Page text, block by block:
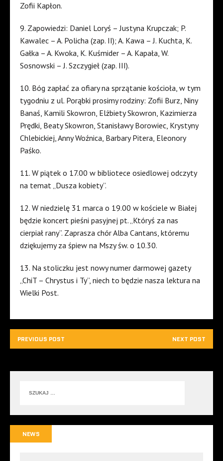
Zofii Kapłon.
9. Zapowiedzi: Daniel Loryś – Justyna Krupczak; P.
Kawalec – A. Policha (zap. II); A. Kawa – J. Kuchta, K.
Gałka – A. Kwoka, K. Kuśmider – A. Kapała, W.
Sosnowski – J. Szczygieł (zap. III).
10. Bóg zapłać za ofiary na sprzątanie kościoła, w tym
tygodniu z ul. Porąbki prosimy rodziny: Zofii Burz, Niny
Banaś, Kamili Skowron, Elżbiety Skowron, Kazimierza
Prędki, Beaty Skowron, Stanisławy Borowiec, Krystyny
Chlebickiej, Anny Woźnica, Barbary Pitera, Eleonory
Paśko.
11. W piątek o 17.00 w bibliotece osiedlowej odczyty
na temat „Dusza kobiety”.
12. W niedzielę 31 marca o 19.00 w kościele w Białej
będzie koncert pieśni pasyjnej pt. „Któryś za nas
cierpiał rany”. Zaprasza chór Alba Cantans, któremu
dziękujemy za śpiew na Mszy św. o 10.30.
13. Na stoliczku jest nowy numer darmowej gazety
„ChiT – Chrystus i Ty”, niech to będzie nasza lektura na
Wielki Post.
PREVIOUS POST NEXT POST
NEWS